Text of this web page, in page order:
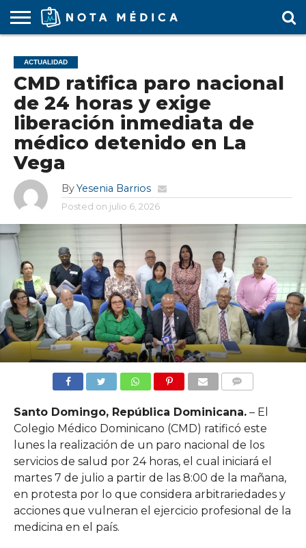
MÉDICA
ARS
ARTÍCULO
ACTUALIDAD
COLEGIO
MÉDICO
COVID-
19
EDUCACIÓN
MÉDICA
ESTUDIANTES
FARMACÉUTICAS
GUBERNAMENTAL
HOSPITALES
Y CLÍNICAS
MARKETING
MÉDICO
RESIDENTES
SALUD
LABORAL
SOCIEDADES
MÉDICAS
TURISMO
MÉDICO
VÍDEOS
ACTUALIDAD
CMD ratifica paro nacional
de 24 horas y exige
liberación inmediata de
médico detenido en La
Vega
ByYesenia Barrios
Posted on julio 6, 2026
Santo Domingo, República Dominicana.– El
Colegio Médico Dominicano (CMD) ratificó este
lunes la realización de un paro nacional de los
servicios de salud por 24 horas, el cual iniciará el
martes 7 de julio a partir de las 8:00 de la mañana,
en protesta por lo que considera arbitrariedades y
acciones que vulneran el ejercicio profesional de la
medicina en el país.